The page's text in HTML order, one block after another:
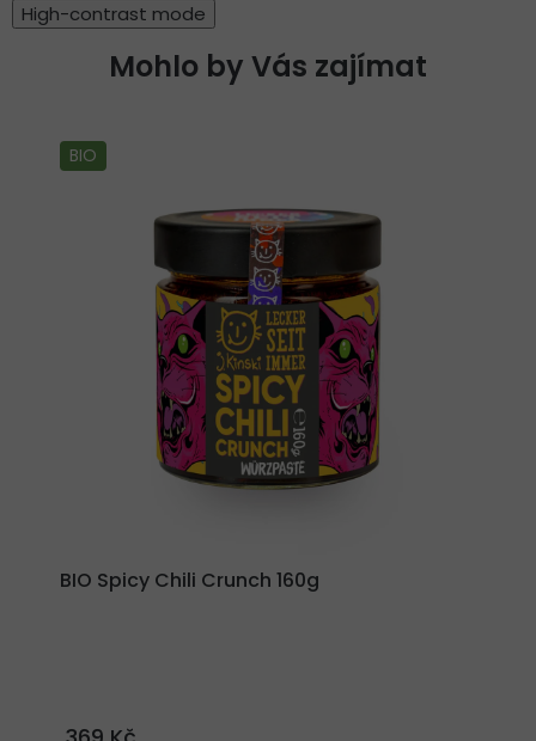
High-contrast mode
Mohlo by Vás zajímat
BIO
BIO Spicy Chili Crunch 160g